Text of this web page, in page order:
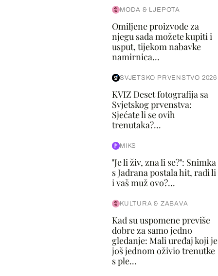
MODA & LJEPOTA
Omiljene proizvode za
njegu sada možete kupiti i
usput, tijekom nabavke
namirnica...
SVJETSKO PRVENSTVO 2026
KVIZ Deset fotografija sa
Svjetskog prvenstva:
Sjećate li se ovih
trenutaka?...
MIKS
"Je li živ, zna li se?": Snimka
s Jadrana postala hit, radi li
i vaš muž ovo?...
KULTURA & ZABAVA
Kad su uspomene previše
dobre za samo jedno
gledanje: Mali uređaj koji je
još jednom oživio trenutke
s ple...